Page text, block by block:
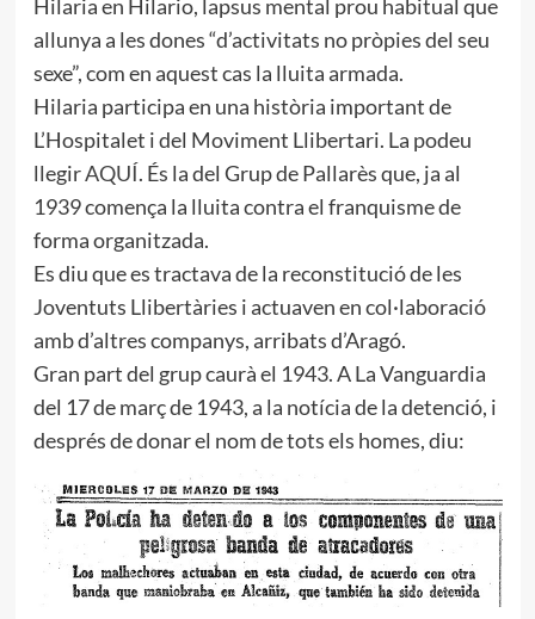
Hilaria en Hilario, lapsus mental prou habitual que
allunya a les dones “d’activitats no pròpies del seu
sexe”, com en aquest cas la lluita armada.
Hilaria participa en una història important de
L’Hospitalet i del Moviment Llibertari. La podeu
llegirAQUÍ. És la del Grup de Pallarès que, ja al
1939 comença la lluita contra el franquisme de
forma organitzada.
Es diu que es tractava de la reconstitució de les
Joventuts Llibertàries i actuaven en col·laboració
amb d’altres companys, arribats d’Aragó.
Gran part del grup caurà el 1943. A La Vanguardia
del 17 de març de 1943, a la notícia de la detenció, i
després de donar el nom de tots els homes, diu: